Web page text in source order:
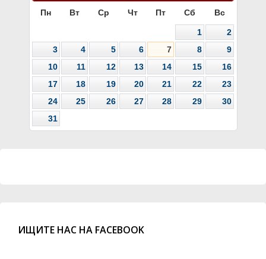
Пн Вт Ср Чт Пт Сб Вс
1
2
3
4 5 6 7 8
9
10
11 12 13 14 15
16
17
18 19 20 21 22
23
24
25 26 27 28 29
30
31
ИЩИТЕ НАС НА FACEBOOK